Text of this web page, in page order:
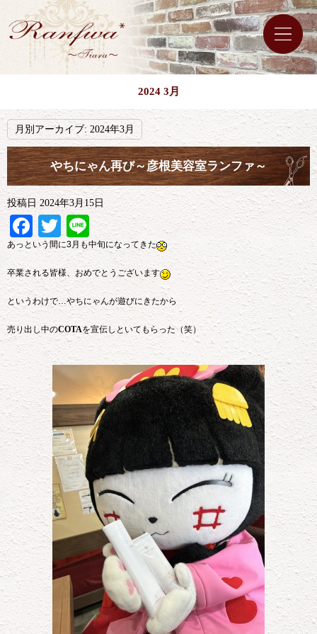
2024 3月
月別アーカイブ: 2024年3月
やちにゃん再び～彦根美容室ランファ～
投稿日 2024年3月15日
Facebook
Twitter
Line
あっという間に3月も中旬になってきた
卒業される皆様、おめでとうございます
というわけで…やちにゃんが遊びにきたから
売り出し中のCOTAを宣伝しといてもらった（笑）